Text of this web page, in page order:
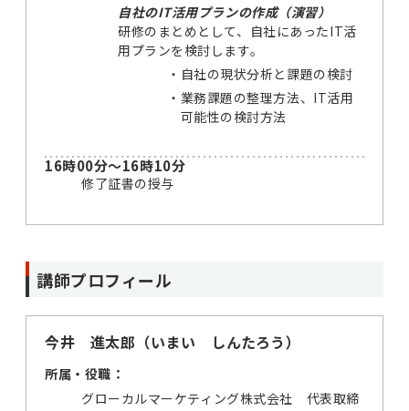
自社のIT活用プランの作成（演習）
研修のまとめとして、自社にあったIT活
用プランを検討します。
・ 自社の現状分析と課題の検討
・ 業務課題の整理方法、IT活用
可能性の検討方法
16時00分～16時10分
修了証書の授与
講師プロフィール
今井 進太郎（いまい しんたろう）
所属・役職：
グローカルマーケティング株式会社 代表取締